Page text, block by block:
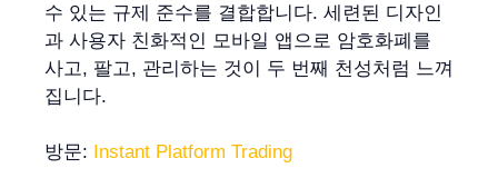
수 있는 규제 준수를 결합합니다. 세련된 디자인
과 사용자 친화적인 모바일 앱으로 암호화폐를
사고, 팔고, 관리하는 것이 두 번째 천성처럼 느껴
집니다.
방문: Instant Platform Trading